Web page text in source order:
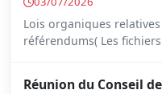
Lois organiques
référendums( Les
Réunion du Conseil